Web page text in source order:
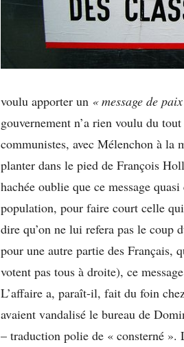
voulu apporter un « message de
gouvernement n’a rien voulu du
communistes, avec Mélenchon à la
planter dans le pied de François
hachée oublie que ce message
population, pour faire court celle
dire qu’on ne lui refera pas le coup
pour une autre partie des Français,
votent pas tous à droite), ce
L’affaire a, paraît-il, fait du foin
avaient vandalisé le bureau de
– traduction polie de « consterné ».